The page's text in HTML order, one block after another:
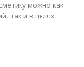
можно как
так и в целях